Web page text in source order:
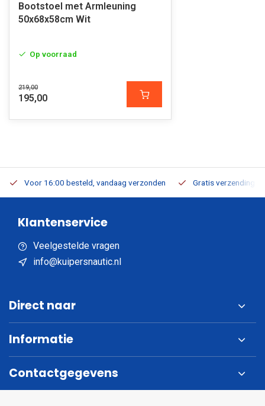
Bootstoel met Armleuning
50x68x58cm Wit
Op voorraad
219,00
195,00
Voor 16:00 besteld, vandaag verzonden Gratis verzending
Klantenservice
Veelgestelde vragen
info@kuipersnautic.nl
Direct naar
Informatie
Contactgegevens